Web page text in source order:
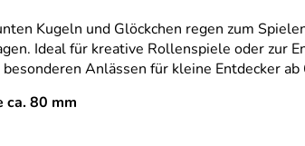
Kugeln und Glöckchen regen zum
Ideal für kreative Rollenspiele oder zur
Anlässen für kleine Entdecker ab
ca. 80 mm